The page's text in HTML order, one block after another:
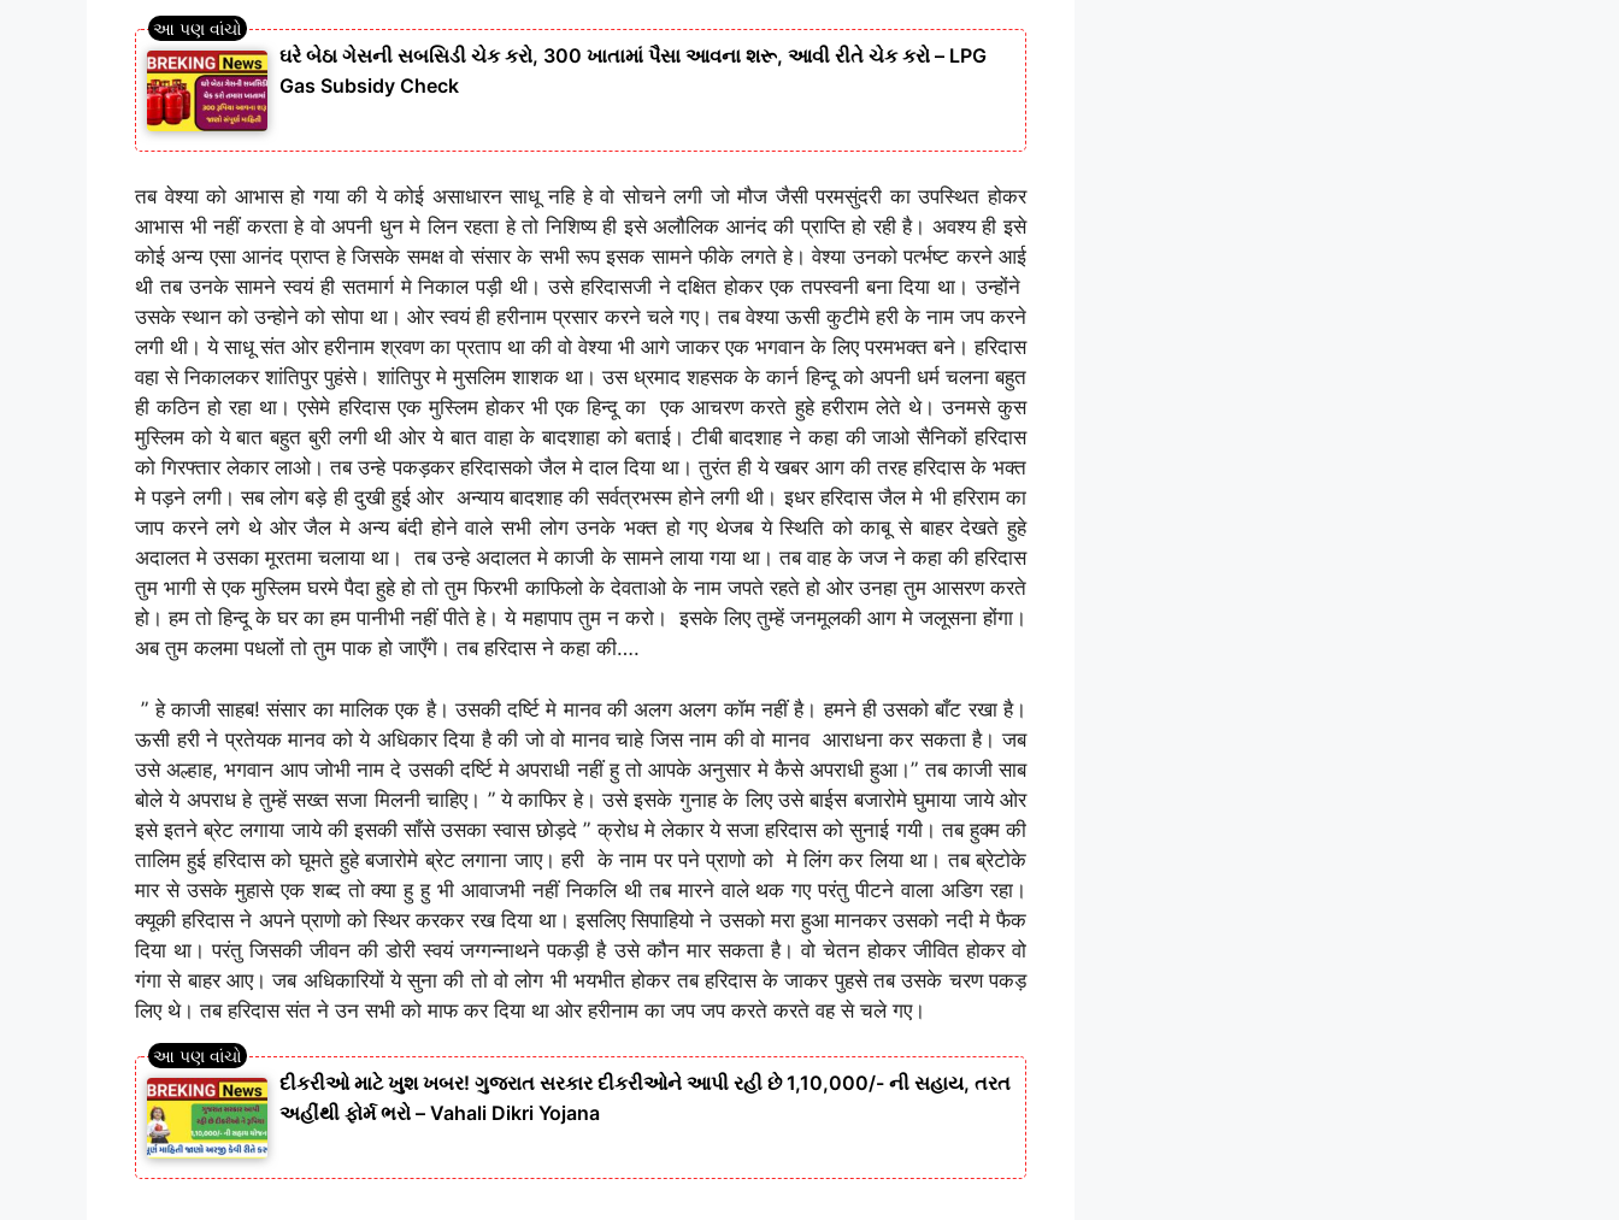
ઘરે બેઠા ગેસની સબસિડી ચેક કરો, 300 ખાતામાં પૈસા આવના શરૂ, આવી રીતે ચેક કરો – LPG
Gas Subsidy Check
तब वेश्या को आभास हो गया की ये कोई असाधारन साधू नहि हे वो सोचने लगी जो मौज जैसी परमसुंदरी का उपस्थित होकर
आभास भी नहीं करता हे वो अपनी धुन मे लिन रहता हे तो निशिष्य ही इसे अलौलिक आनंद की प्राप्ति हो रही है। अवश्य ही इसे
कोई अन्य एसा आनंद प्राप्त हे जिसके समक्ष वो संसार के सभी रूप इसक सामने फीके लगते हे। वेश्या उनको पर्त्भष्ट करने आई
थी तब उनके सामने स्वयं ही सतमार्ग मे निकाल पड़ी थी। उसे हरिदासजी ने दक्षित होकर एक तपस्वनी बना दिया था। उन्होंने
उसके स्थान को उन्होने को सोपा था। ओर स्वयं ही हरीनाम प्रसार करने चले गए। तब वेश्या ऊसी कुटीमे हरी के नाम जप करने
लगी थी। ये साधू संत ओर हरीनाम श्रवण का प्रताप था की वो वेश्या भी आगे जाकर एक भगवान के लिए परमभक्त बने। हरिदास
वहा से निकालकर शांतिपुर पुहंसे। शांतिपुर मे मुसलिम शाशक था। उस ध्रमाद शहसक के कार्न हिन्दू को अपनी धर्म चलना बहुत
ही कठिन हो रहा था। एसेमे हरिदास एक मुस्लिम होकर भी एक हिन्दू का एक आचरण करते हुहे हरीराम लेते थे। उनमसे कुस
मुस्लिम को ये बात बहुत बुरी लगी थी ओर ये बात वाहा के बादशाहा को बताई। टीबी बादशाह ने कहा की जाओ सैनिकों हरिदास
को गिरफ्तार लेकार लाओ। तब उन्हे पकड़कर हरिदासको जैल मे दाल दिया था। तुरंत ही ये खबर आग की तरह हरिदास के भक्त
मे पड़ने लगी। सब लोग बड़े ही दुखी हुई ओर अन्याय बादशाह की सर्वत्रभस्म होने लगी थी। इधर हरिदास जैल मे भी हरिराम का
जाप करने लगे थे ओर जैल मे अन्य बंदी होने वाले सभी लोग उनके भक्त हो गए थेजब ये स्थिति को काबू से बाहर देखते हुहे
अदालत मे उसका मूरतमा चलाया था। तब उन्हे अदालत मे काजी के सामने लाया गया था। तब वाह के जज ने कहा की हरिदास
तुम भागी से एक मुस्लिम घरमे पैदा हुहे हो तो तुम फिरभी काफिलो के देवताओ के नाम जपते रहते हो ओर उनहा तुम आसरण करते
हो। हम तो हिन्दू के घर का हम पानीभी नहीं पीते हे। ये महापाप तुम न करो। इसके लिए तुम्हें जनमूलकी आग मे जलूसना होंगा।
अब तुम कलमा पधलों तो तुम पाक हो जाएँगे। तब हरिदास ने कहा की….
” हे काजी साहब! संसार का मालिक एक है। उसकी दर्ष्टि मे मानव की अलग अलग कॉम नहीं है। हमने ही उसको बाँट रखा है।
ऊसी हरी ने प्रतेयक मानव को ये अधिकार दिया है की जो वो मानव चाहे जिस नाम की वो मानव आराधना कर सकता है। जब
उसे अल्हाह, भगवान आप जोभी नाम दे उसकी दर्ष्टि मे अपराधी नहीं हु तो आपके अनुसार मे कैसे अपराधी हुआ।” तब काजी साब
बोले ये अपराध हे तुम्हें सख्त सजा मिलनी चाहिए। ” ये काफिर हे। उसे इसके गुनाह के लिए उसे बाईस बजारोमे घुमाया जाये ओर
इसे इतने ब्रेट लगाया जाये की इसकी साँसे उसका स्वास छोड़दे ” क्रोध मे लेकार ये सजा हरिदास को सुनाई गयी। तब हुक्म की
तालिम हुई हरिदास को घूमते हुहे बजारोमे ब्रेट लगाना जाए। हरी के नाम पर पने प्राणो को मे लिंग कर लिया था। तब ब्रेटोके
मार से उसके मुहासे एक शब्द तो क्या हु हु भी आवाजभी नहीं निकलि थी तब मारने वाले थक गए परंतु पीटने वाला अडिग रहा।
क्यूकी हरिदास ने अपने प्राणो को स्थिर करकर रख दिया था। इसलिए सिपाहियो ने उसको मरा हुआ मानकर उसको नदी मे फैक
दिया था। परंतु जिसकी जीवन की डोरी स्वयं जग्गन्नाथने पकड़ी है उसे कौन मार सकता है। वो चेतन होकर जीवित होकर वो
गंगा से बाहर आए। जब अधिकारियों ये सुना की तो वो लोग भी भयभीत होकर तब हरिदास के जाकर पुहसे तब उसके चरण पकड़
लिए थे। तब हरिदास संत ने उन सभी को माफ कर दिया था ओर हरीनाम का जप जप करते करते वह से चले गए।
દીકરીઓ માટે ખુશ ખબર! ગુજરાત સરકાર દીકરીઓને આપી રહી છે 1,10,000/- ની સહાય, તરત
અહીંથી ફોર્મ ભરો – Vahali Dikri Yojana